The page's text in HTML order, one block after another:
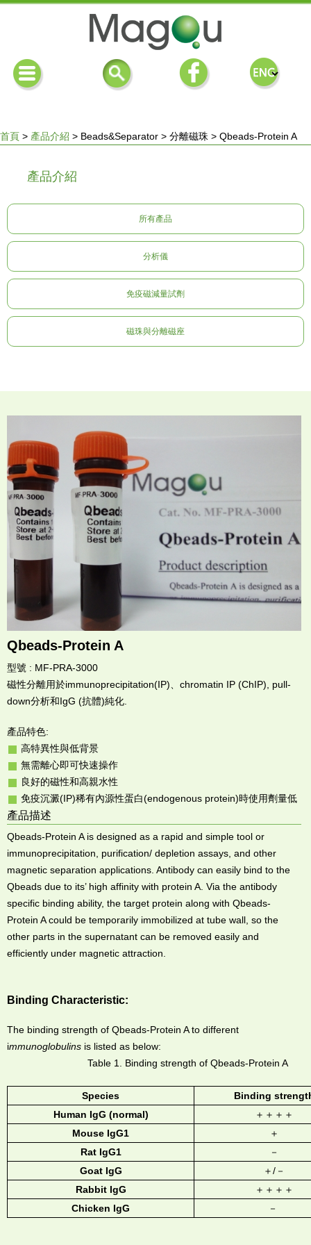
在
這
裡
首頁 > 產品介紹 > Beads&Separator > 分離磁珠 > Qbeads-Protein A
產品介紹
所有產品
分析儀
免疫磁減量試劑
磁珠與分離磁座
Qbeads-Protein A
型號 : MF-PRA-3000
磁性分離用於immunoprecipitation(IP)、chromatin IP (ChIP), pull-
down分析和IgG (抗體)純化.
產品特色:
高特異性與低背景
無需離心即可快速操作
良好的磁性和高親水性
免疫沉澱(IP)稀有內源性蛋白(endogenous protein)時使用劑量低
產品描述
Qbeads-Protein A is designed as a rapid and simple tool or
immunoprecipitation, purification/ depletion assays, and other
magnetic separation applications. Antibody can easily bind to the
Qbeads due to its’ high affinity with protein A. Via the antibody
specific binding ability, the target protein along with Qbeads-
Protein A could be temporarily immobilized at tube wall, so the
other parts in the supernatant can be removed easily and
efficiently under magnetic attraction.
Binding Characteristic:
The binding strength of Qbeads-Protein A to different
immunoglobulins is listed as below:
Table 1. Binding strength of Qbeads-Protein A
Species
Binding
Human IgG (normal)
＋＋＋＋
Mouse IgG1
＋
Rat IgG1
－
Goat IgG
＋/－
Rabbit IgG
＋＋＋＋
Chicken IgG
－